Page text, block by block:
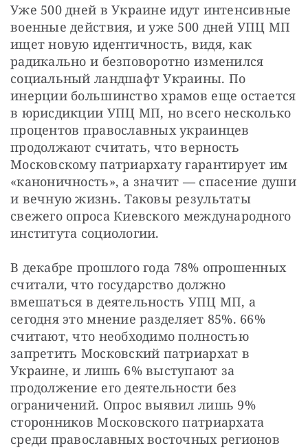
Уже 500 дней в Украине идут интенсивные
военные действия, и уже 500 дней УПЦ МП
ищет новую идентичность, видя, как
радикально и безповоротно изменился
социальный ландшафт Украины. По
инерции большинство храмов еще остается
в юрисдикции УПЦ МП, но всего несколько
процентов православных украинцев
продолжают считать, что верность
Московскому патриархату гарантирует им
«каноничность», а значит — спасение души
и вечную жизнь. Таковы результаты
свежего опроса Киевского международного
института социологии.
В декабре прошлого года 78% опрошенных
считали, что государство должно
вмешаться в деятельность УПЦ МП, а
сегодня это мнение разделяет 85%. 66%
считают, что необходимо полностью
запретить Московский патриархат в
Украине, и лишь 6% выступают за
продолжение его деятельности без
ограничений. Опрос выявил лишь 9%
сторонников Московского патриархата
среди православных восточных регионов